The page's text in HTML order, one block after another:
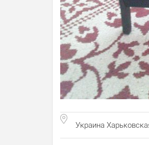
Украина